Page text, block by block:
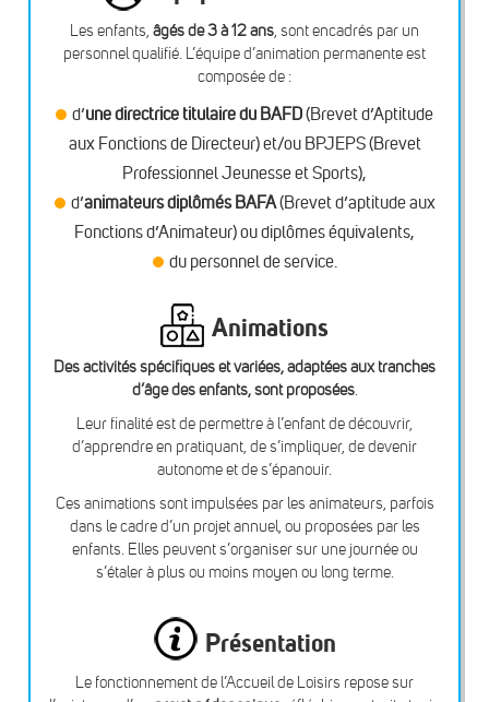
Les enfants, âgés de 3 à 12 ans, sont encadrés par un
personnel qualifié. L’équipe d’animation permanente est
composée de :
d’unedirectrice titulaire du BAFD(Brevet d’Aptitude
aux Fonctions de Directeur) et/ou BPJEPS (Brevet
Professionnel Jeunesse et Sports),
d’animateurs diplômés BAFA(Brevet d’aptitude aux
Fonctions d’Animateur) ou diplômes équivalents,
du personnel de service.
Animations
Des activités spécifiques et variées, adaptées aux tranches
d’âge des enfants, sont proposées.
Leur finalité est de permettre à l’enfant de découvrir,
d’apprendre en pratiquant, de s’impliquer, de devenir
autonome et de s’épanouir.
Ces animations sont impulsées par les animateurs, parfois
dans le cadre d’un projet annuel, ou proposées par les
enfants. Elles peuvent s’organiser sur une journée ou
s’étaler à plus ou moins moyen ou long terme.
Présentation
Le fonctionnement de l’Accueil de Loisirs repose sur